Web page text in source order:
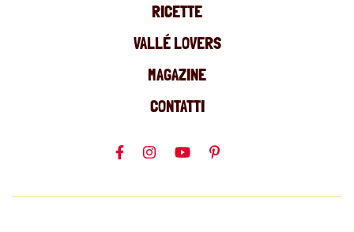
RICETTE
VALLÉ LOVERS
MAGAZINE
CONTATTI